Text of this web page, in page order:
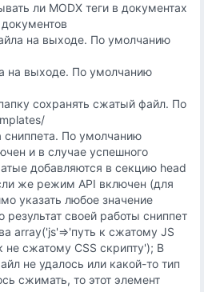
ли MODX теги в документах
на выходе. По умолчанию
на выходе. По умолчанию
сохранять сжатый файл. По
По умолчанию
и в случае успешного
добавляются в секцию head
же режим API включен (для
указать любое значение
своей работы сниппет
array('js'=>'путь к сжатому JS
не сжатому CSS скрипту'); В
не удалось или какой-то тип
сжимать, то этот элемент